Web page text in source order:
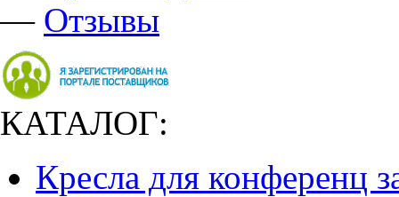
— Отзывы
КАТАЛОГ:
Кресла для конференц